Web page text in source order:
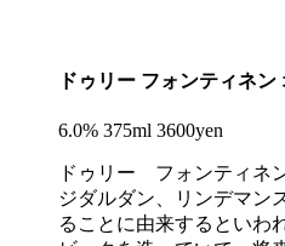
ドゥリー フォンティネ
6.0% 375ml 3600yen
ドゥリー フォンティネ
ジダルダン、リンデマン
ることに由来するといわ